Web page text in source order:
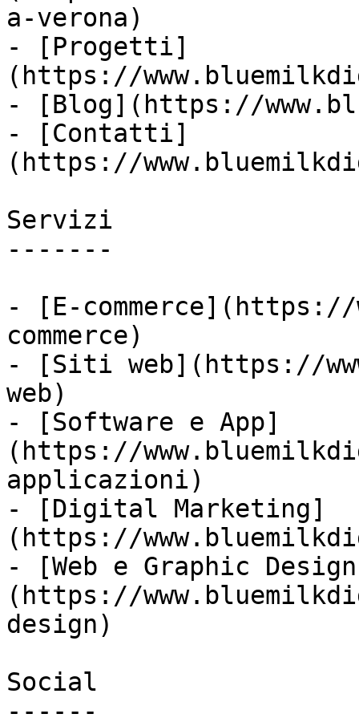
a-verona)
- [Progetti]
(https://
- [Blog](https://
- [Contatti]
(https://
Servizi
-------
- [E-
commerce)
- [Siti web](https://
web)
- [Software e App]
(https://
applicazioni)
- [Digital Marketing]
(https://
- [Web e Graphic
(https://
design)
Social
------